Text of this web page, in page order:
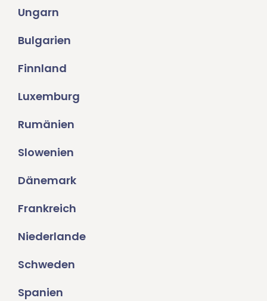
Ungarn
Bulgarien
Finnland
Luxemburg
Rumänien
Slowenien
Dänemark
Frankreich
Niederlande
Schweden
Spanien